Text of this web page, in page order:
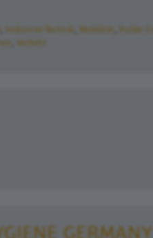
Industrie/Technik Mobilität
Public
Verkehr